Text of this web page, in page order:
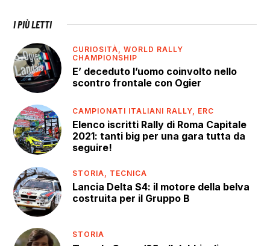
I PIÙ LETTI
CURIOSITÀ,WORLD RALLY
CHAMPIONSHIP
E’ deceduto l’uomo coinvolto nello
scontro frontale con Ogier
CAMPIONATI ITALIANI RALLY, ERC
Elenco iscritti Rally di Roma Capitale
2021: tanti big per una gara tutta da
seguire!
STORIA, TECNICA
Lancia Delta S4: il motore della belva
costruita per il Gruppo B
STORIA